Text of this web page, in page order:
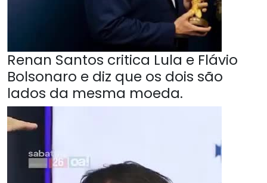
Renan Santos critica Lula e Flávio
Bolsonaro e diz que os dois são
lados da mesma moeda.